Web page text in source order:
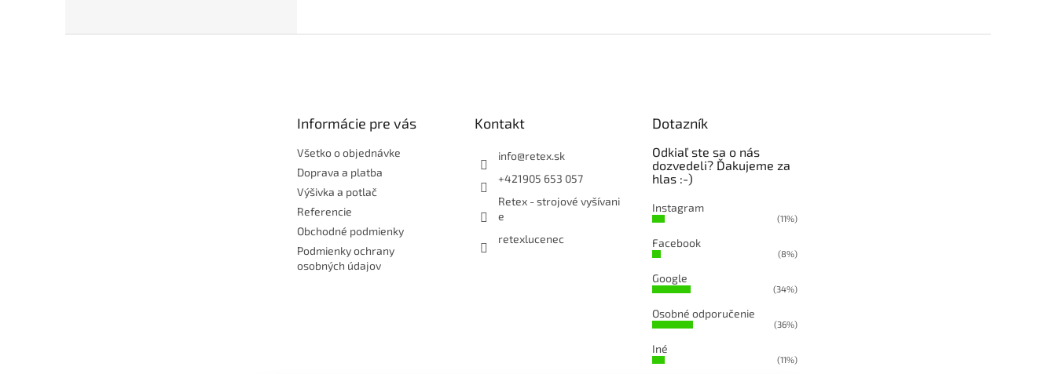
Informácie pre vás
Všetko o objednávke
Doprava a platba
Výšivka a potlač
Referencie
Obchodné podmienky
Podmienky ochrany
osobných údajov
Kontakt
info@retex.sk
+421905 653 057
Retex - strojové vyšívani
e
retexlucenec
Dotazník
Odkiaľ ste sa o nás
dozvedeli? Ďakujeme za
hlas :-)
Instagram
(11%)
Facebook
(8%)
Google
(34%)
Osobné odporučenie
(36%)
Iné
(11%)